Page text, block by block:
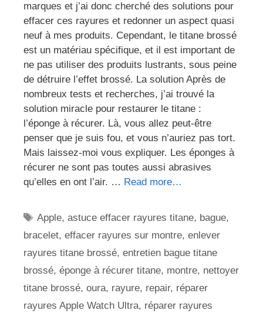
marques et j’ai donc cherché des solutions pour
effacer ces rayures et redonner un aspect quasi
neuf à mes produits. Cependant, le titane brossé
est un matériau spécifique, et il est important de
ne pas utiliser des produits lustrants, sous peine
de détruire l’effet brossé. La solution Après de
nombreux tests et recherches, j’ai trouvé la
solution miracle pour restaurer le titane :
l’éponge à récurer. Là, vous allez peut-être
penser que je suis fou, et vous n’auriez pas tort.
Mais laissez-moi vous expliquer. Les éponges à
récurer ne sont pas toutes aussi abrasives
qu’elles en ont l’air. … Read more…
Étiquettes
Apple,astuce effacer rayures titane, bague,
bracelet, effacer rayures sur montre, enlever
rayures titane brossé, entretien bague titane
brossé, éponge à récurer titane, montre, nettoyer
titane brossé, oura, rayure, repair, réparer
rayures Apple Watch Ultra, réparer rayures